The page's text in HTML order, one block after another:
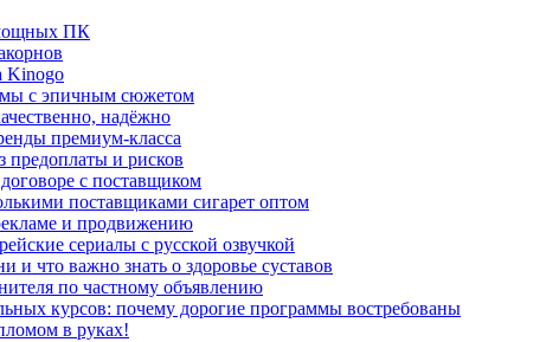
ПК
Kinogo
с эпичным сюжетом
надёжно
премиум-класса
предоплаты и рисков
с поставщиком
поставщиками сигарет оптом
и продвижению
сериалы с русской озвучкой
и что важно знать о здоровье суставов
по частному объявлению
курсов: почему дорогие программы востребованы
в руках!